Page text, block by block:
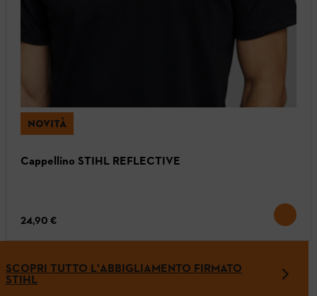
NOVITÀ
Cappellino STIHL REFLECTIVE
24,90 €
SCOPRI TUTTO L'ABBIGLIAMENTO FIRMATO
STIHL